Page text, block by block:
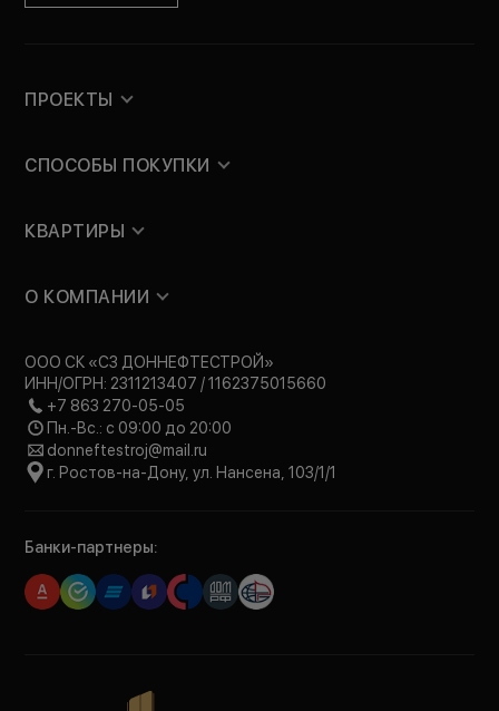
ПРОЕКТЫ
СПОСОБЫ ПОКУПКИ
КВАРТИРЫ
О КОМПАНИИ
ООО СК «СЗ ДОННЕФТЕСТРОЙ»
ИНН/ОГРН: 2311213407 / 1162375015660
+7 863 270-05-05
Пн.-Вс.: с 09:00 до 20:00
donneftestroj@mail.ru
г. Ростов-на-Дону, ул. Нансена, 103/1/1
Банки-партнеры: